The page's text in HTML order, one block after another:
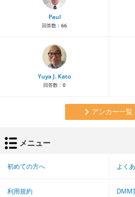
Paul
回答数： 66
Yuya J. Kato
回答数： 0
アンカー一覧
メニュー
初めての方へ よく
利用規約 DMM